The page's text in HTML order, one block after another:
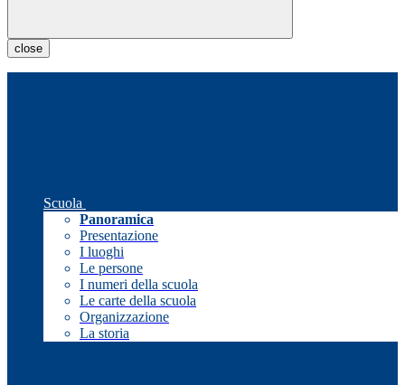
close
Scuola
Panoramica
Presentazione
I luoghi
Le persone
I numeri della scuola
Le carte della scuola
Organizzazione
La storia